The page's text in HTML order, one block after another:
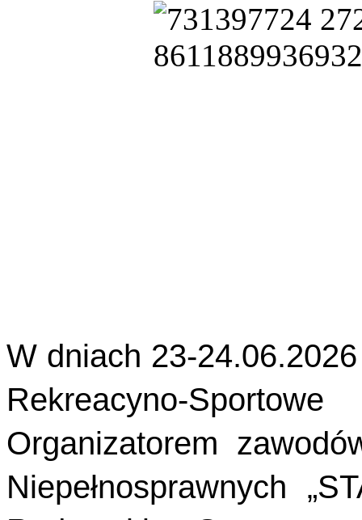
W dniach 23-
Rekreacyno-
Organizatorem
Niepełnosprawnych